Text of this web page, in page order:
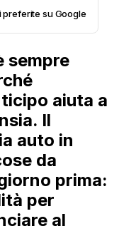
preferite su Google
sempre
aiuta a
Il
auto in
da
prima:
per
al